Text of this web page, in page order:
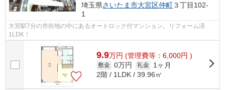
埼玉県さいたま市大宮区仲町３丁目102-
1
大宮駅7分の市街地の中にあるオートロック付マンション。リフォーム済
1LDK！
9.9万円 (管理費等：6,000円 )
敷金 0万円 礼金
1ヶ月
2階 / 1LDK / 39.96㎡